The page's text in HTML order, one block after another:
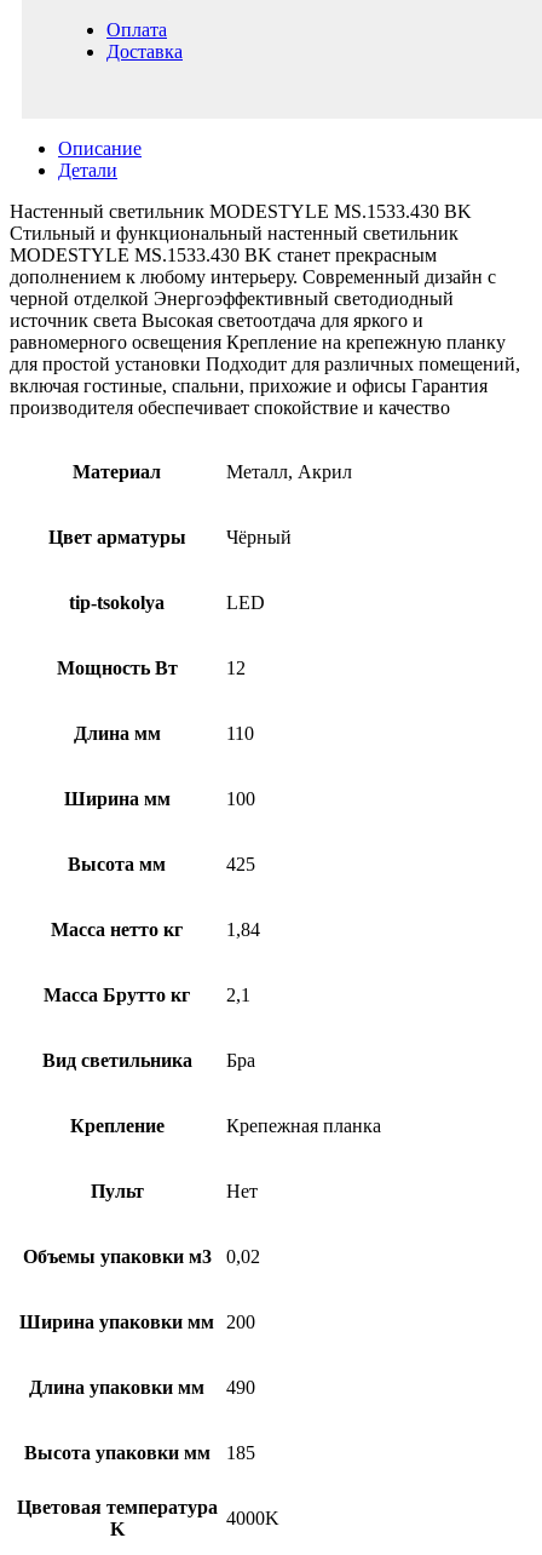
Оплата
Доставка
Описание
Детали
Настенный светильник MODESTYLE MS.1533.430 BK
Стильный и функциональный настенный светильник
MODESTYLE MS.1533.430 BK станет прекрасным
дополнением к любому интерьеру. Современный дизайн с
черной отделкой Энергоэффективный светодиодный
источник света Высокая светоотдача для яркого и
равномерного освещения Крепление на крепежную планку
для простой установки Подходит для различных помещений,
включая гостиные, спальни, прихожие и офисы Гарантия
производителя обеспечивает спокойствие и качество
Материал Металл, Акрил
Цвет арматуры Чёрный
tip-tsokolya LED
Мощность Вт 12
Длина мм 110
Ширина мм 100
Высота мм 425
Масса нетто кг 1,84
Масса Брутто кг 2,1
Вид светильника Бра
Крепление Крепежная планка
Пульт Нет
Объемы упаковки м3 0,02
Ширина упаковки мм 200
Длина упаковки мм 490
Высота упаковки мм 185
Цветовая температура
K
4000K